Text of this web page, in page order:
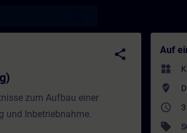
- Schulung - Weiterbildung |
share
zum Aufbau einer
und Inbetriebnahme.
Auf
widgets
where_to_vote
access_time
sell